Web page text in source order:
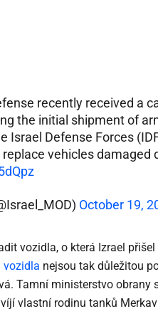
recently received a
the initial shipment of
Israel Defense Forces
vehicles damaged
October 19,
vozidla, o která Izrael
vozidla nejsou tak důležitou
Tamní ministerstvo obrany
vlastní rodinu tanků